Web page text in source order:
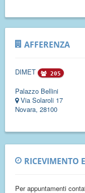
AFFERENZA
DIMET 205
Palazzo Bellini
Via Solaroli 17
Novara, 28100
RICEVIMENTO
Per appuntamenti